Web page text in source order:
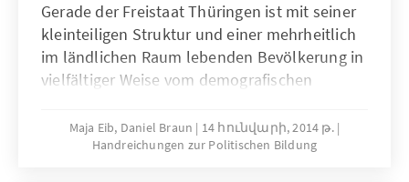
Gerade der Freistaat Thüringen ist mit seiner
kleinteiligen Struktur und einer mehrheitlich
im ländlichen Raum lebenden Bevölkerung in
vielfältiger Weise vom demografischen
bereits seit vielen Jahren vom Politischen
Bildungsforum Thüringen der Konrad-
Maja Eib, Daniel Braun
14 հունվարի, 2014 թ.
Handreichungen zur Politischen Bildung